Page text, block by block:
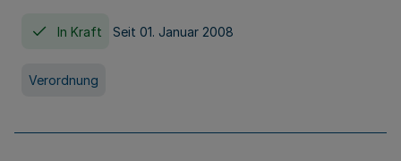
In Kraft Seit 01. Januar 2008
Verordnung